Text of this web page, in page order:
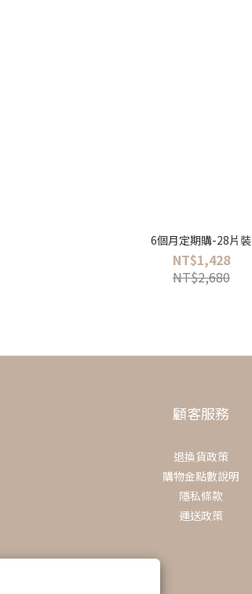
6個月定期購-28片裝
NT$1,428
NT$2,680
顧客服務
退換貨政策
購物金點數說明
隱私條款
運送政策